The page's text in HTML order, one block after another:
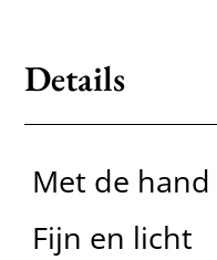
Details
Met de
Fijn en licht